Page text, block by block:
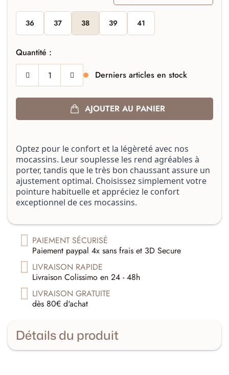
36 37 38 39 41
Quantité :
Derniers articles en stock
AJOUTER AU PANIER
Optez pour le confort et la légèreté avec nos
mocassins. Leur souplesse les rend agréables à
porter, tandis que le très bon chaussant assure un
ajustement optimal. Choisissez simplement votre
pointure habituelle et appréciez le confort
exceptionnel de ces mocassins.
PAIEMENT SÉCURISÉ
Paiement paypal 4x sans frais et 3D Secure
LIVRAISON RAPIDE
Livraison Colissimo en 24 - 48h
LIVRAISON GRATUITE
dès 80€ d'achat
Détails du produit